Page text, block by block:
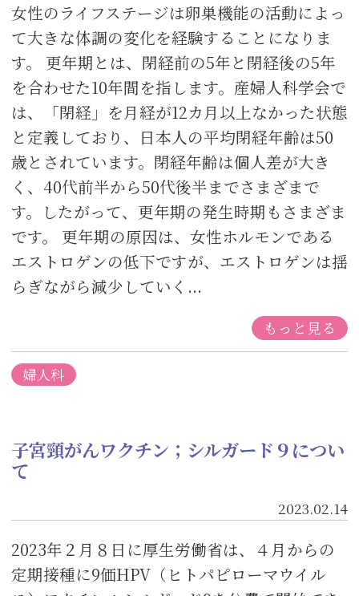
女性のライフステージは卵巣機能の活動によっ
て大きな体調の変化を経験することになりま
す。 更年期とは、閉経前の5年と閉経後の5年
を合わせた10年間を指します。産婦人科学会で
は、「閉経」を月経が12カ月以上なかった状態
と定義しており、日本人の平均閉経年齢は50
歳とされています。閉経年齢は個人差が大き
く、40代前半から50代後半までさまざまで
す。したがって、更年期の発生時期もさまざま
です。 更年期の原因は、女性ホルモンである
エストロゲンの低下ですが、エストロゲンは揺
らぎながら減少していく...
もっと見る
婦人科
子宮頸がんワクチン；シルガード９につい
て
2023.02.14
2023年２月８日に厚生労働省は、４月からの
定期接種に9価HPV（ヒトパピローマウイル